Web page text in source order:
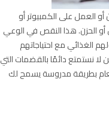
العمل على الكمبيوتر أو
أو الحزن. هذا النقص في الوعي
الغذائي مع احتياجاتهم
نستمتع دائمًا بالقضمات التي
بطريقة مدروسة يسمح لك